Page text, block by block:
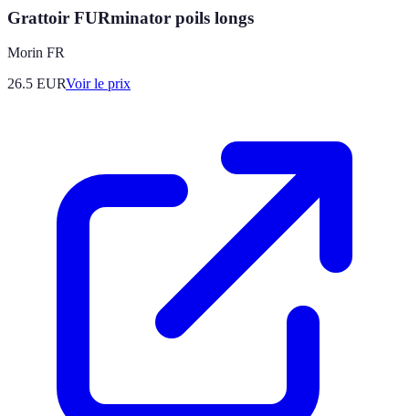
Grattoir FURminator poils longs
Morin FR
26.5 EURVoir le prix